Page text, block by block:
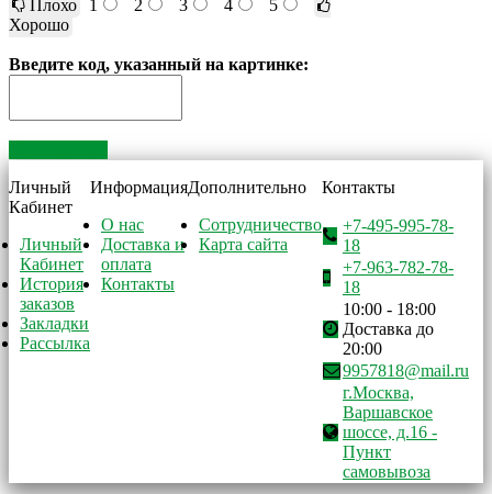
Плохо 1 2 3 4
5
Хорошо
Введите код, указанный на картинке:
Личный
Кабинет
Личный
Кабинет
История
заказов
Закладки
Рассылка
Информация
О нас
Доставка и
оплата
Контакты
Дополнительно
Сотрудничество
Карта сайта
Контакты
+7-495-995-78-
18
+7-963-782-78-
18
10:00 - 18:00
Доставка до
20:00
9957818@mail.ru
г.Москва,
Варшавское
шоссе, д.16 -
Пункт
самовывоза